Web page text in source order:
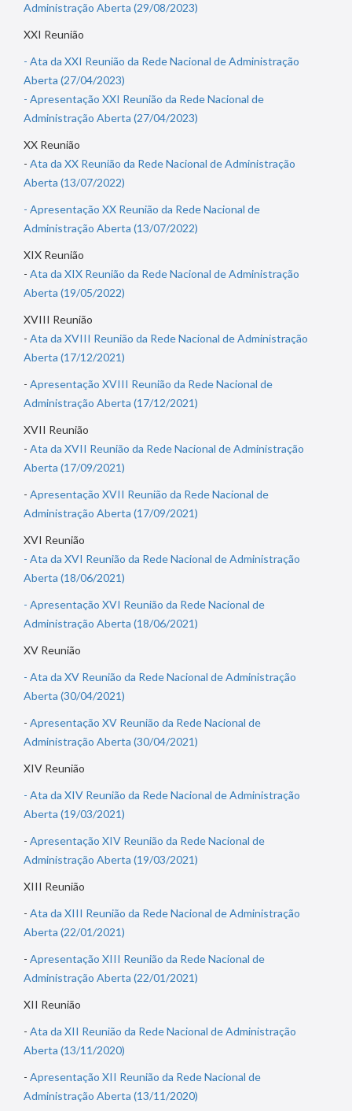
Administração Aberta (29/08/2023)
XXI Reunião
- Ata da XXI Reunião da Rede Nacional de Administração
Aberta (27/04/2023)
- Apresentação XXI Reunião da Rede Nacional de
Administração Aberta (27/04/2023)
XX Reunião
- Ata da XX Reunião da Rede Nacional de Administração
Aberta (13/07/2022)
- Apresentação XX Reunião da Rede Nacional de
Administração Aberta (13/07/2022)
XIX Reunião
- Ata da XIX Reunião da Rede Nacional de Administração
Aberta (19/05/2022)
XVIII Reunião
- Ata da XVIII Reunião da Rede Nacional de Administração
Aberta (17/12/2021)
- Apresentação XVIII Reunião da Rede Nacional de
Administração Aberta (17/12/2021)
XVII Reunião
- Ata da XVII Reunião da Rede Nacional de Administração
Aberta (17/09/2021)
- Apresentação XVII Reunião da Rede Nacional de
Administração Aberta (17/09/2021)
XVI Reunião
- Ata da XVI Reunião da Rede Nacional de Administração
Aberta (18/06/2021)
- Apresentação XVI Reunião da Rede Nacional de
Administração Aberta (18/06/2021)
XV Reunião
- Ata da XV Reunião da Rede Nacional de Administração
Aberta (30/04/2021)
- Apresentação XV Reunião da Rede Nacional de
Administração Aberta (30/04/2021)
XIV Reunião
- Ata da XIV Reunião da Rede Nacional de Administração
Aberta (19/03/2021)
- Apresentação XIV Reunião da Rede Nacional de
Administração Aberta (19/03/2021)
XIII Reunião
- Ata da XIII Reunião da Rede Nacional de Administração
Aberta (22/01/2021)
- Apresentação XIII Reunião da Rede Nacional de
Administração Aberta (22/01/2021)
XII Reunião
- Ata da XII Reunião da Rede Nacional de Administração
Aberta (13/11/2020)
- Apresentação XII Reunião da Rede Nacional de
Administração Aberta (13/11/2020)